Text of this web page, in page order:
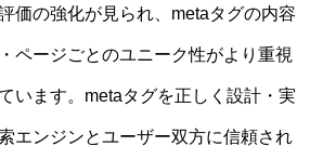
価の強化が見られ、metaタグの内容
ページごとのユニーク性がより重視
います。metaタグを正しく設計・実
エンジンとユーザー双方に信頼され